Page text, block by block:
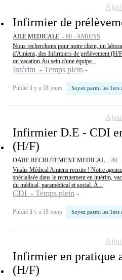
Infirmier de
AILE MEDICALE - 80 - AMIENS
Nous recherchons pour notre client, un
d'Amiens, des Infirmiers de prélèvement
ou vacation.Au sein d'une équipe...
Intérim - Temps plein
Publié il y a 18 jours Soyez parmi les 1ers
Infirmier D.E - CDI
(H/F)
DARE RECRUTEMENT MEDICAL - 80
Vitalis Médical Amiens recrute ! Notre
spécialisée dans le recrutement en intérim,
du médical, paramédical et social. À...
CDI - Temps plein
Publié il y a 18 jours Soyez parmi les 1ers
Infirmier en pratique
(H/F)